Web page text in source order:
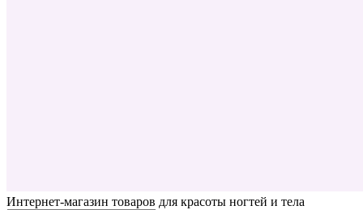
Интернет-магазин товаров для красоты ногтей и тела